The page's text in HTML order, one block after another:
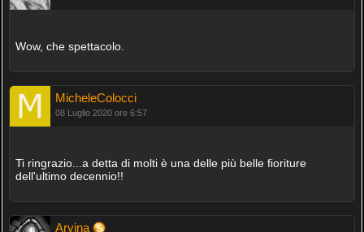
Wow, che spettacolo.
MicheleColocci
08 Luglio 2020 ore 6:57
Ti ringrazio...a detta di molti è una delle più belle fioriture
dell'ultimo decennio!!
Arvina